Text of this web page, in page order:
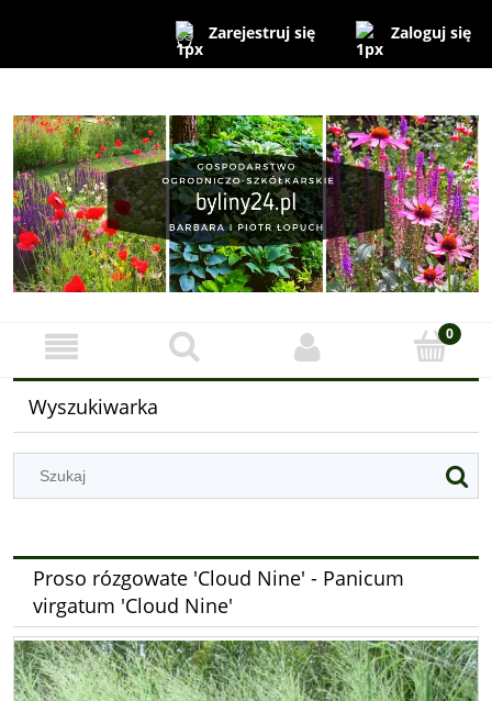
Zarejestruj się Zaloguj się
Wyszukiwarka
Proso rózgowate 'Cloud Nine' - Panicum
virgatum 'Cloud Nine'